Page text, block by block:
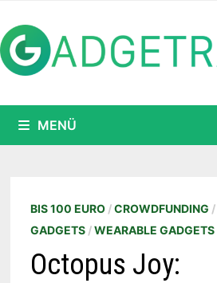
Inhalt
springen
MENÜ
BIS 100 EURO/CROWDFUNDING /
GADGETS/WEARABLE GADGETS
Octopus Joy: